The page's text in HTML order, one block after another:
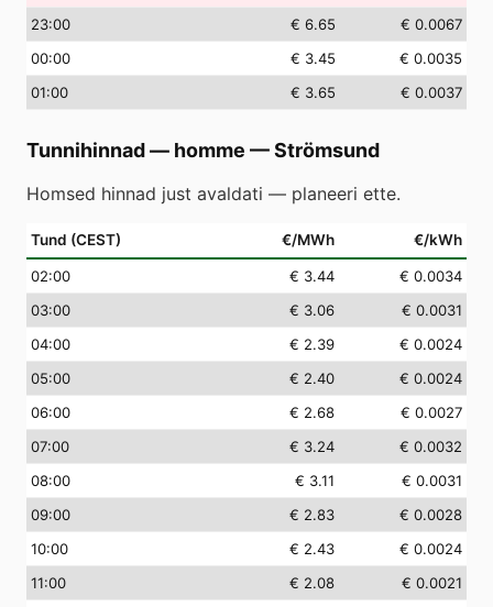
23:00 € 6.65
€ 0.0067
00:00 € 3.45
€ 0.0035
01:00 € 3.65 € 0.0037
Tunnihinnad — homme —Strömsund
Homsed hinnad just avaldati — planeeri ette.
Tund (CEST) €/MWh €/kWh
02:00 € 3.44
€ 0.0034
03:00 € 3.06
€ 0.0031
04:00 € 2.39
€ 0.0024
05:00 € 2.40
€ 0.0024
06:00 € 2.68
€ 0.0027
07:00 € 3.24
€ 0.0032
08:00 € 3.11
€ 0.0031
09:00 € 2.83
€ 0.0028
10:00 € 2.43
€ 0.0024
11:00 € 2.08
€ 0.0021